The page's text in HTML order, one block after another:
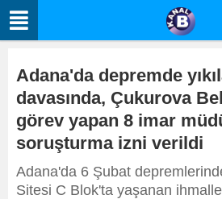
Adana'da depremde
davasında, Çukurova
görev yapan 8 imar
soruşturma izni verildi
Adana'da 6 Şubat
Sitesi C Blok'ta yaşanan